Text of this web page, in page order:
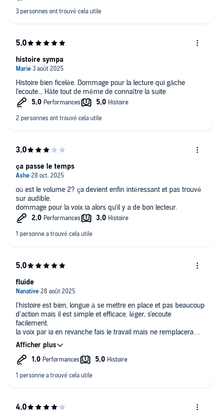
Histoire bien ficelée. Dommage pour la lecture qui gâche
l'ecoute... Hâte tout de même de connaître la suite
histoire sympa
où est le volume 2? ça devient enfin intéressant et pas trouvé
sur audible.
dommage pour la voix ia alors qu'il y a de bon lecteur.
ça passe le temps
l'histoire est bien, longue à se mettre en place et pas beaucoup
d'action mais il est simple et efficace. léger, s'ecoute
facilement.
la voix par ia en revanche fais le travail mais ne remplacera
jamais la voix humaine. je pense qu'une voix humaine ferais
mieux ressortir les émotions et la narration de l'histoire.
en tout cas ce livre s'écoute très bien et je vais bien sûr
je sens que l'histoire est bien et que ça va aller en s'améliorant
fluide